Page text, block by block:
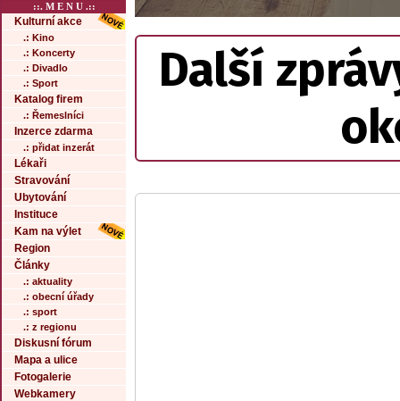
::. M E N U .::
Kulturní akce
.: Kino
.: Koncerty
.: Divadlo
.: Sport
Katalog firem
.: Řemeslníci
Inzerce zdarma
.: přidat inzerát
Lékaři
Stravování
Ubytování
Instituce
Kam na výlet
Region
Články
.: aktuality
.: obecní úřady
.: sport
.: z regionu
Diskusní fórum
Mapa a ulice
Fotogalerie
Webkamery
Další